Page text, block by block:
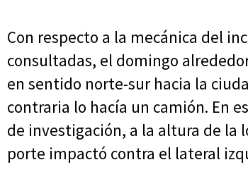
Con respecto a la mecánica del
consultadas, el domingo
en sentido norte-sur hacia la
contraria lo hacía un camión. En
de investigación, a la altura de la
porte impactó contra el lateral